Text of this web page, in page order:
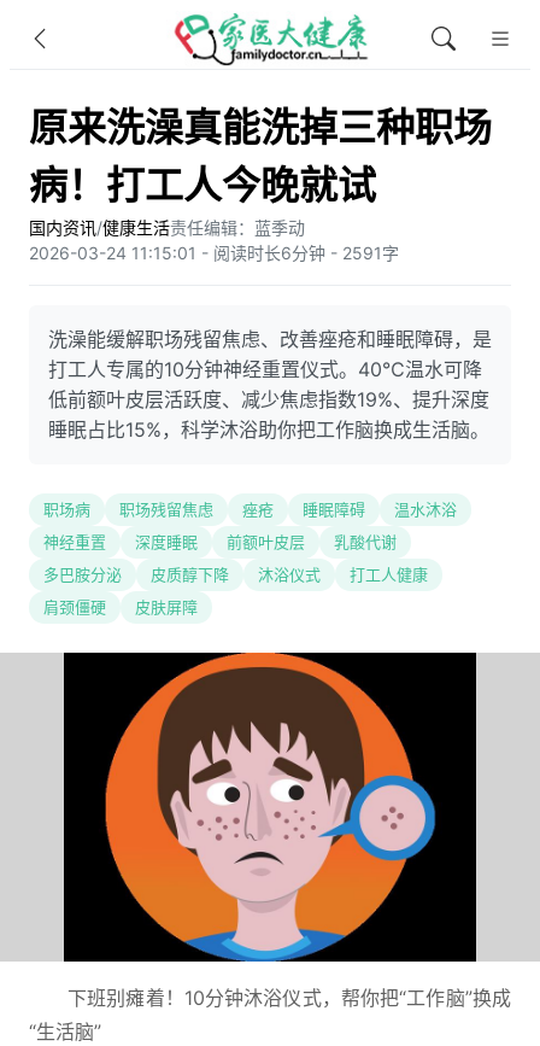
原来洗澡真能洗掉三种职场
病！打工人今晚就试
国内资讯/健康生活责任编辑：蓝季动
2026-03-24 11:15:01 - 阅读时长6分钟 - 2591字
洗澡能缓解职场残留焦虑、改善痤疮和睡眠障碍，是
打工人专属的10分钟神经重置仪式。40℃温水可降
低前额叶皮层活跃度、减少焦虑指数19%、提升深度
睡眠占比15%，科学沐浴助你把工作脑换成生活脑。
职场病 职场残留焦虑 痤疮 睡眠障碍
温水沐浴
神经重置
深度睡眠 前额叶皮层
乳酸代谢
多巴胺分泌
皮质醇下降 沐浴仪式
打工人健康
肩颈僵硬
皮肤屏障
下班别瘫着！10分钟沐浴仪式，帮你把“工作脑”换成
“生活脑”